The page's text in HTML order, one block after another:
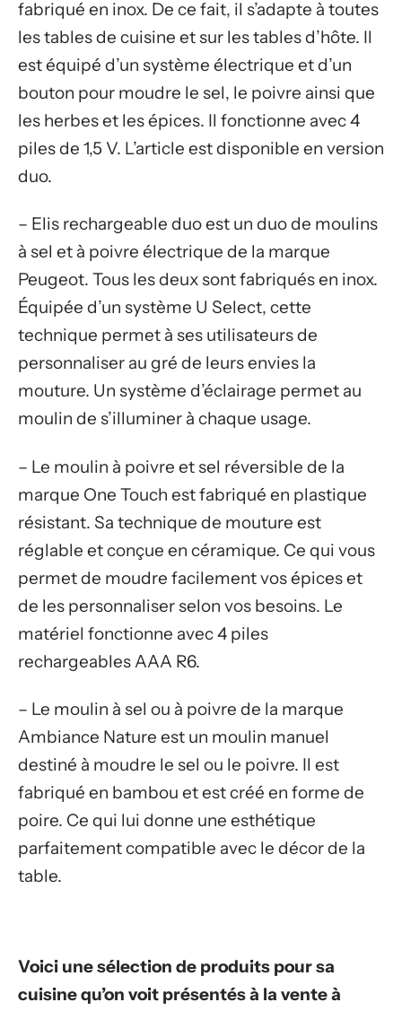
fabriqué en inox. De ce fait, il s’adapte à toutes
les tables de cuisine et sur les tables d’hôte. Il
est équipé d’un système électrique et d’un
bouton pour moudre le sel, le poivre ainsi que
les herbes et les épices. Il fonctionne avec 4
piles de 1,5 V. L’article est disponible en version
duo.
– Elis rechargeable duo est un duo de moulins
à sel et à poivre électrique de la marque
Peugeot. Tous les deux sont fabriqués en inox.
Équipée d’un système U Select, cette
technique permet à ses utilisateurs de
personnaliser au gré de leurs envies la
mouture. Un système d’éclairage permet au
moulin de s’illuminer à chaque usage.
– Le moulin à poivre et sel réversible de la
marque One Touch est fabriqué en plastique
résistant. Sa technique de mouture est
réglable et conçue en céramique. Ce qui vous
permet de moudre facilement vos épices et
de les personnaliser selon vos besoins. Le
matériel fonctionne avec 4 piles
rechargeables AAA R6.
– Le moulin à sel ou à poivre de la marque
Ambiance Nature est un moulin manuel
destiné à moudre le sel ou le poivre. Il est
fabriqué en bambou et est créé en forme de
poire. Ce qui lui donne une esthétique
parfaitement compatible avec le décor de la
table.
Voici une sélection de produits pour sa
cuisine qu’on voit présentés à la vente à